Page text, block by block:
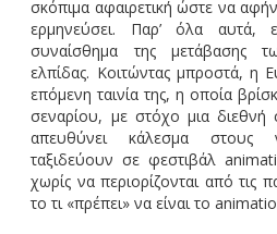
σκόπιμα αφαιρετική ώστε να
ερμηνεύσει. Παρ’ όλα αυτά,
συναίσθημα της μετάβασης
ελπίδας. Κοιτώντας μπροστά, η
επόμενη ταινία της, η οποία
σεναρίου, με στόχο μια
απευθύνει κάλεσμα στους
ταξιδεύουν σε φεστιβάλ
χωρίς να περιορίζονται από τις
το τι «πρέπει» να είναι το